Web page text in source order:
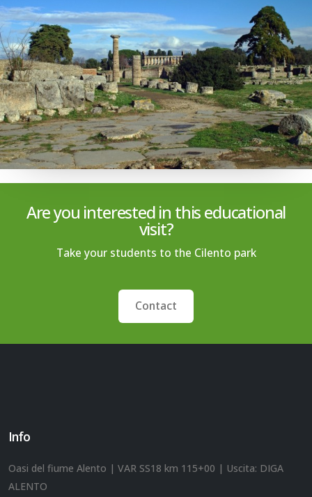
Are you interested in this educational
visit?
Take your students to the Cilento park
Contact
Info
Oasi del fiume Alento | VAR SS18 km 115+00 | Uscita: DIGA
ALENTO